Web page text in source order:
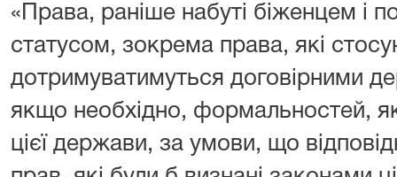
«Права, раніше набуті біженцем і
статусом, зокрема права, які
дотримуватимуться договірними
якщо необхідно, формальностей,
цієї держави, за умови, що